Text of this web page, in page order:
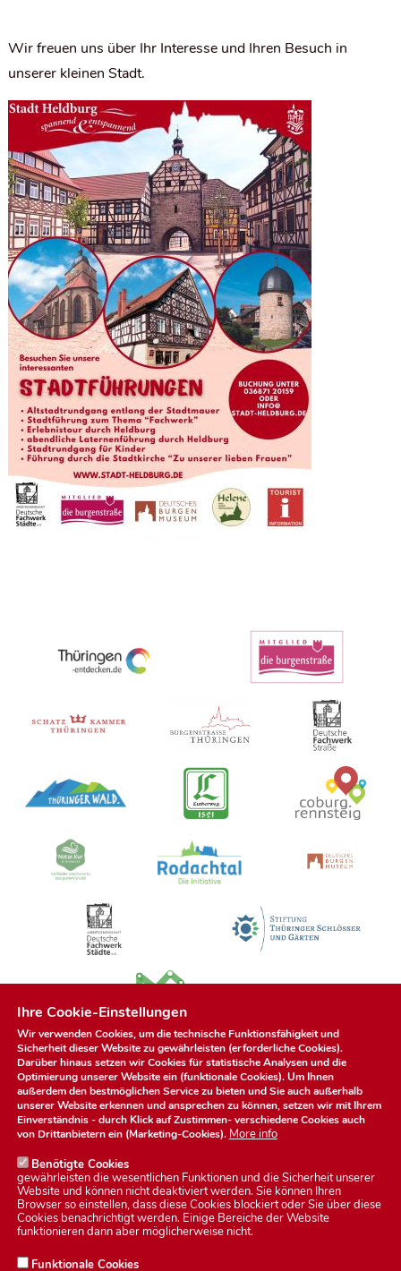
Wir freuen uns über Ihr Interesse und Ihren Besuch in
unserer kleinen Stadt.
Datenschutzerklärung
Ihre Cookie-Einstellungen
Wir verwenden Cookies, um die technische Funktionsfähigkeit und
Sicherheit dieser Website zu gewährleisten (erforderliche Cookies).
Darüber hinaus setzen wir Cookies für statistische Analysen und die
Optimierung unserer Website ein (funktionale Cookies). Um Ihnen
außerdem den bestmöglichen Service zu bieten und Sie auch außerhalb
unserer Website erkennen und ansprechen zu können, setzen wir mit Ihrem
Einverständnis - durch Klick aufZustimmen- verschiedene Cookies auch
von Drittanbietern ein (Marketing-Cookies). More info
Benötigte Cookies
gewährleisten die wesentlichen Funktionen und die Sicherheit unserer
Website und können nicht deaktiviert werden. Sie können Ihren
Browser so einstellen, dass diese Cookies blockiert oder Sie über diese
Cookies benachrichtigt werden. Einige Bereiche der Website
funktionieren dann aber möglicherweise nicht.
Funktionale Cookies